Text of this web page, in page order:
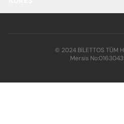
© 2024 BİLETTOS TÜM
Mersis No: